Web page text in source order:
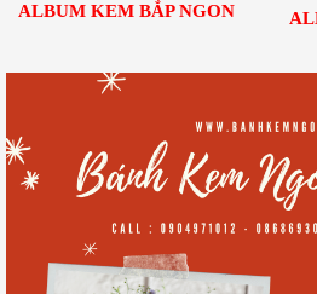
ALBUM KEM BẮP NGON